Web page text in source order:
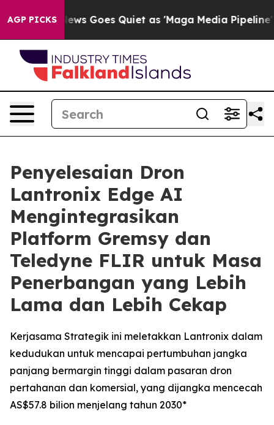
AGP PICKSGoes Quiet as 'Maga Media Pipeline' Backfires
Penyelesaian Dron
Lantronix Edge AI
Mengintegrasikan
Platform Gremsy dan
Teledyne FLIR untuk Masa
Penerbangan yang Lebih
Lama dan Lebih Cekap
Kerjasama Strategik ini meletakkan Lantronix dalam
kedudukan untuk mencapai pertumbuhan jangka
panjang bermargin tinggi dalam pasaran dron
pertahanan dan komersial, yang dijangka mencecah
AS$57.8 bilion menjelang tahun 2030*